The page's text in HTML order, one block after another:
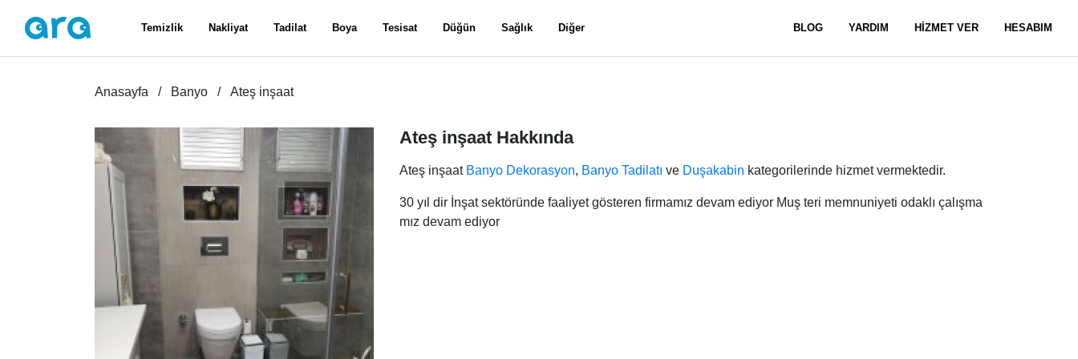
Temizlik Nakliyat Tadilat Boya Tesisat Düğün Sağlık Diğer BLOG YARDIM HİZMET VER HESABIM
Anasayfa Banyo Ateş inşaat
Ateş inşaat Hakkında
Ateş inşaat Banyo Dekorasyon, Banyo Tadilatı ve Duşakabin kategorilerinde hizmet vermektedir.
30 yıl dir İnşat sektöründe faaliyet gösteren firmamız devam ediyor Muş teri memnuniyeti odaklı çalışma
mız devam ediyor